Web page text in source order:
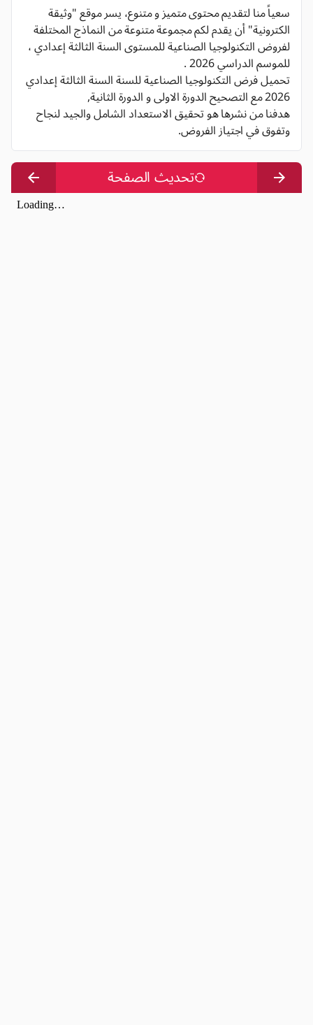
سعياً منا لتقديم محتوى متميز و متنوع، يسر موقع "وثيقة
الكترونية" أن يقدم لكم مجموعة متنوعة من النماذج المختلفة
لفروض التكنولوجيا الصناعية للمستوى السنة الثالثة إعدادي ،
للموسم الدراسي 2026 .
تحميل فرض التكنولوجيا الصناعية للسنة السنة الثالثة إعدادي
2026 مع التصحيح الدورة الاولى و الدورة الثانية,
هدفنا من نشرها هو تحقيق الاستعداد الشامل والجيد لنجاح
وتفوق في اجتياز الفروض.
تحديث الصفحة